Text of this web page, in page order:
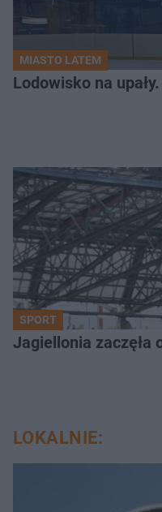
MIASTO LATEM
Lodowisko na
SPORT
Jagiellonia zaczęła
LOKALNIE: